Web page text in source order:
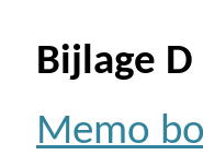
Bijlage D
Memo